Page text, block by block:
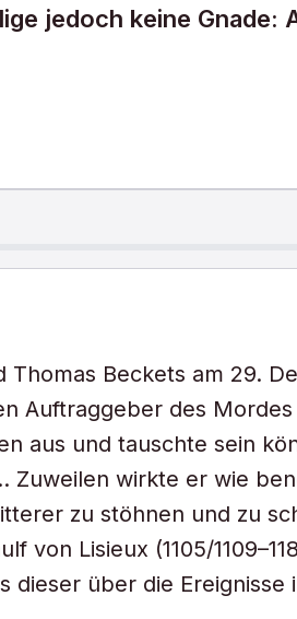
jedoch keine Gnade:
Beckets am 29.
Auftraggeber des
aus und tauschte sein
Zuweilen wirkte er wie
zu stöhnen und zu
von Lisieux (1105/
dieser über die